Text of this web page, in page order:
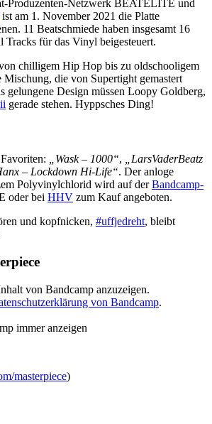
Produzenten-Netzwerk BEATELITE und
ist am 1. November 2021 die Platte
11 Beatschmiede haben insgesamt 16
Tracks für das Vinyl beigesteuert.
chilligem Hip Hop bis zu oldschooligem
die von Supertight gemastert
gelungene Design müssen Loopy Goldberg,
gerade stehen. Hyppsches Ding!
„Wask – 1000“, „LarsVaderBeatz
– Lockdown Hi-Life“. Der anloge
Polyvinylchlorid wird auf derBandcamp-
oder bei HHV zum Kauf angeboten.
und kopfnicken, #uffjedreht, bleibt
von Bandcamp anzuzeigen.
von Bandcamp.
immer anzeigen
masterpiece)